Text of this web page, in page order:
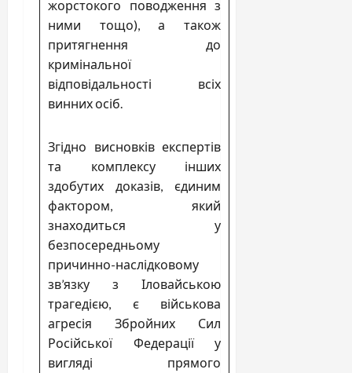
жорстокого поводження з
ними тощо), а також
притягнення до
кримінальної
відповідальності всіх
винних осіб.
Згідно висновків експертів
та комплексу інших
здобутих доказів, єдиним
фактором, який
знаходиться у
безпосередньому
причинно-наслідковому
зв’язку з Іловайською
трагедією, є військова
агресія Збройних Сил
Російської Федерації у
вигляді прямого